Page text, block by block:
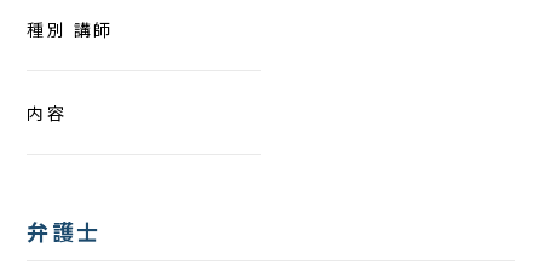
種別 講師
内容
弁護士